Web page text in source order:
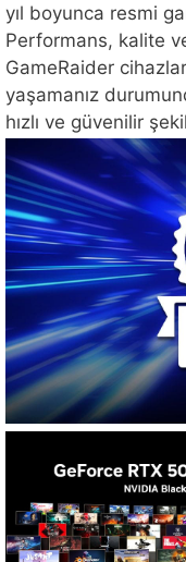
yıl boyunca resmi
Performans, kalite
GameRaider
yaşamanız
hızlı ve güvenilir